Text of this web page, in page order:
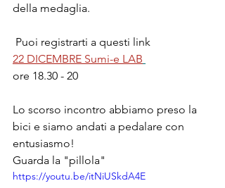
della medaglia.
Puoi registrarti a questi link
22 DICEMBRE Sumi-e LAB
ore 18.30 - 20
Lo scorso incontro abbiamo preso la
bici e siamo andati a pedalare con
entusiasmo!
Guarda la "pillola"
https://youtu.be/itNiUSkdA4E